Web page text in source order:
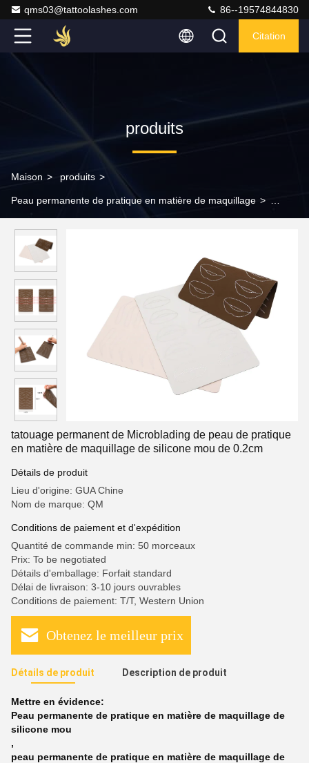
qms03@tattoolashes.com 86--19574844830
Citation
produits
Maison > produits >
Peau permanente de pratique en matière de maquillage >
matière de maquillage de silicone mou de 0.2cm
tatouage permanent de Microblading de peau de pratique
en matière de maquillage de silicone mou de 0.2cm
Détails de produit
Lieu d'origine: GUA Chine
Nom de marque: QM
Conditions de paiement et d'expédition
Quantité de commande min: 50 morceaux
Prix: To be negotiated
Détails d'emballage: Forfait standard
Délai de livraison: 3-10 jours ouvrables
Conditions de paiement: T/T, Western Union
Obtenez le meilleur prix
Détails de produit Description de produit
Mettre en évidence:
Peau permanente de pratique en matière de maquillage de
silicone mou
,
peau permanente de pratique en matière de maquillage de